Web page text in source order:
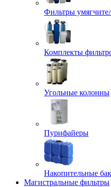
Фильтры
Комплекты
Угольные колонны
Пурифайеры
Накопительные
Магистральные фильтры